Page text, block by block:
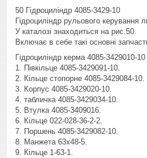
50 Гідроциліндр 4085-3429-10
Гідроциліндр рульового керування
У каталозі знаходиться на рис.50.
Включає в себе такі основні
Гідроциліндр керма 4085-
1. Півкільце 4085-3429091-10.
2. Кільце стопорне 4085-3429084-10.
3. Корпус 4085-3429020-10.
4. табличка 4085-3429034-10.
5. Втулка 4085-3409016.
6. Кільце 022-028-36-2-2.
7. Поршень 4085-3429082-10.
8. Манжета 63х48-5.
9. Кільце 1-63-1.